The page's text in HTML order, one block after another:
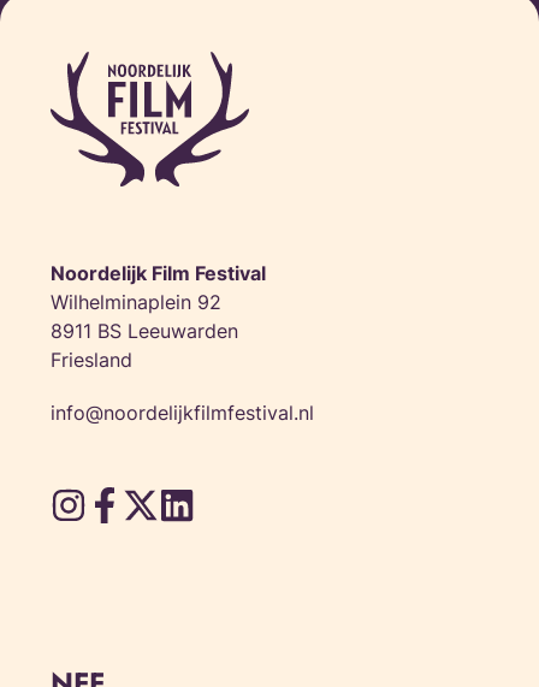
Noordelijk Film Festival
Wilhelminaplein 92
8911 BS Leeuwarden
Friesland
info@noordelijkfilmfestival.nl